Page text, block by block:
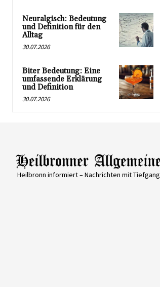
Neuralgisch: Bedeutung
und Definition für den
Alltag
30.07.2026
Biter Bedeutung: Eine
umfassende Erklärung
und Definition
30.07.2026
Heilbronn informiert – Nachrichten mit Tiefgang